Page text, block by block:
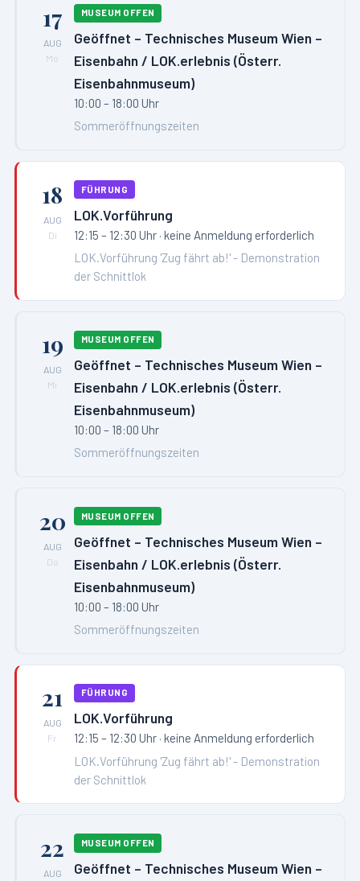
17
AUG
Mo
MUSEUM OFFEN
Geöffnet – Technisches Museum Wien –
Eisenbahn / LOK.erlebnis (Österr.
Eisenbahnmuseum)
10:00 – 18:00 Uhr
Sommeröffnungszeiten
18
AUG
Di
FÜHRUNG
LOK.Vorführung
12:15 – 12:30 Uhr · keine Anmeldung erforderlich
LOK.Vorführung 'Zug fährt ab!' - Demonstration
der Schnittlok
19
AUG
Mi
MUSEUM OFFEN
Geöffnet – Technisches Museum Wien –
Eisenbahn / LOK.erlebnis (Österr.
Eisenbahnmuseum)
10:00 – 18:00 Uhr
Sommeröffnungszeiten
20
AUG
Do
MUSEUM OFFEN
Geöffnet – Technisches Museum Wien –
Eisenbahn / LOK.erlebnis (Österr.
Eisenbahnmuseum)
10:00 – 18:00 Uhr
Sommeröffnungszeiten
21
AUG
Fr
FÜHRUNG
LOK.Vorführung
12:15 – 12:30 Uhr · keine Anmeldung erforderlich
LOK.Vorführung 'Zug fährt ab!' - Demonstration
der Schnittlok
22
AUG
MUSEUM OFFEN
Geöffnet – Technisches Museum Wien –